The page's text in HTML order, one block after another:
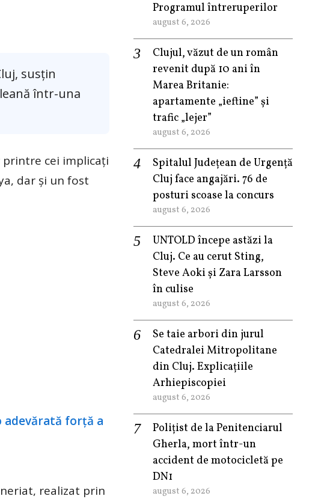
susțin
într-una
cei implicați
dar și un fost
realizat prin
Programul întreruperilor
august 6, 2026
Clujul, văzut de un român
revenit după 10 ani în
Marea Britanie:
apartamente „ieftine” și
trafic „lejer”
august 6, 2026
Spitalul Județean de Urgență
Cluj face angajări. 76 de
posturi scoase la concurs
august 6, 2026
UNTOLD începe astăzi la
Cluj. Ce au cerut Sting,
Steve Aoki și Zara Larsson
în culise
august 6, 2026
Se taie arbori din jurul
Catedralei Mitropolitane
din Cluj. Explicațiile
Arhiepiscopiei
august 6, 2026
Polițist de la Penitenciarul
Gherla, mort într-un
accident de motocicletă pe
DN1
august 6, 2026